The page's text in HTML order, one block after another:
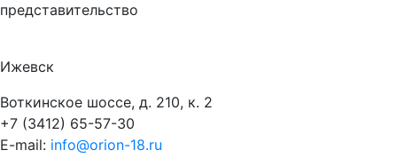
представительство
Ижевск
Воткинское шоссе, д. 210, к. 2
+7 (3412) 65-57-30
E-mail: info@orion-18.ru